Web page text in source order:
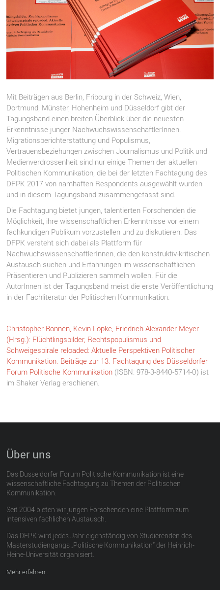
Mit Beiträgen aus Berlin, Fribourg in der Schweiz, Wien,
Dortmund, Münster, Hohenheim und Düsseldorf gibt der
Tagungsband einen breiten Überblick über die neuesten
Erkenntnisse junger NachwuchswissenschaftlerInnen.
Migrationsberichterstattung und Populismus,
Vertrauensbeziehungen zwischen Journalismus und Politik und
Medienverdrossenheit sind nur einige Themen der aktuellen
Politischen Kommunikation, die bei der letzten Fachtagung des
DFPK 2017 von namhaften Respondents ausgewählt wurden
und in diesem Tagungsband zusammengefasst sind.
Die Fachtagung bietet jungen, talentierten Forschenden die
Möglichkeit, ihre wissenschaftlichen Erkenntnisse vor einem
fachkundigen Publikum vorzustellen und zu diskutieren. Das
DFPK versteht sich dabei als Plattform für
NachwuchswissenschaftlerInnen, die den konstruktiv-kritischen
Austausch suchen und Erfahrungen im wissenschaftlichen
Präsentieren und Publizieren sammeln wollen. Für die
AutorInnen ist der Tagungsband meist die erste Veröffentlichung
in der Fachliteratur der Politischen Kommunikation.
Christopher Bonnen, Kevin Löpke, Friedrich-Alexander Meyer
(Hrsg.): Flüchtlingsbilder, Rechtspopulismus und
Schweigespirale reloaded: Aktuelle Perspektiven Politischer
Kommunikation. Beiträge zur 13. Fachtagung des Düsseldorfer
Forum Politische Kommunikation (ISBN: 978-3-8440-5714-0) ist
im Shaker Verlag erschienen.
Über uns
Das Düsseldorfer Forum Politische Kommunikation ist eine
wissenschaftliche Fachtagung zu Themen der Politischen
Kommunikation.
Seit 2004 bieten wir jungen Forschenden eine Plattform zum
intensiven fachlichen Austausch.
Das DFPK wird jedes Jahr eigenständig von Studierenden des
Masterstudiengangs „Politische Kommunikation“ der Heinrich-
Heine-Universität organisiert.
Mehr erfahren...